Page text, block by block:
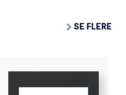
SE FLERE